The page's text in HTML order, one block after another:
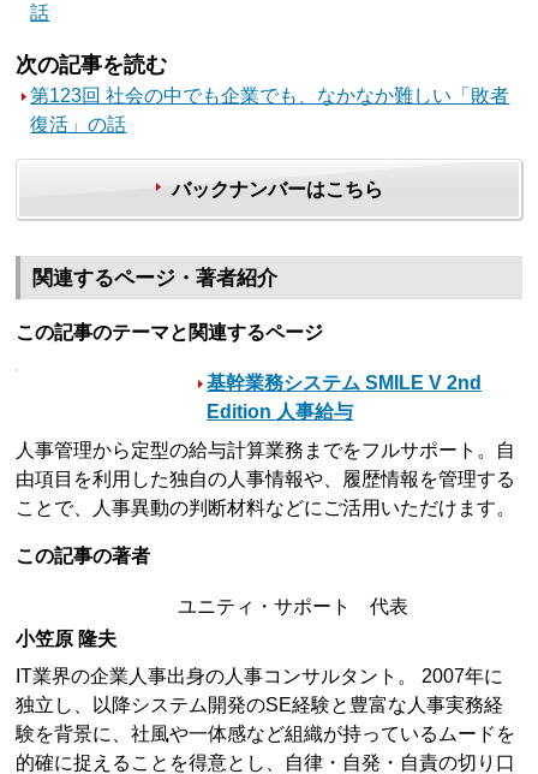
話
次の記事を読む
第123回 社会の中でも企業でも、なかなか難しい「敗者
復活」の話
バックナンバーはこちら
関連するページ・著者紹介
この記事のテーマと関連するページ
基幹業務システム SMILE V 2nd
Edition 人事給与
人事管理から定型の給与計算業務までをフルサポート。自
由項目を利用した独自の人事情報や、履歴情報を管理する
ことで、人事異動の判断材料などにご活用いただけます。
この記事の著者
ユニティ・サポート 代表
小笠原 隆夫
IT業界の企業人事出身の人事コンサルタント。 2007年に
独立し、以降システム開発のSE経験と豊富な人事実務経
験を背景に、社風や一体感など組織が持っているムードを
的確に捉えることを得意とし、自律・自発・自責の切り口